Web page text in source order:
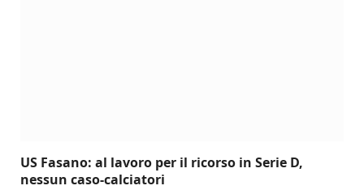
US Fasano: al lavoro per il ricorso in Serie D,
nessun caso-calciatori